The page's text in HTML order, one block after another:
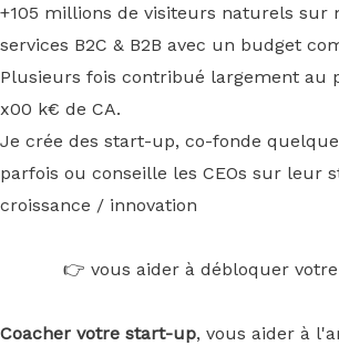
+105 millions de visiteurs naturels sur
services B2C & B2B avec un budget
Plusieurs fois contribué largement au
x00 k€ de CA.
Je crée des start-up, co-fonde
parfois ou conseille les CEOs sur leur
croissance / innovation
👉 vous aider à débloquer
Coacher votre start-up, vous aider à